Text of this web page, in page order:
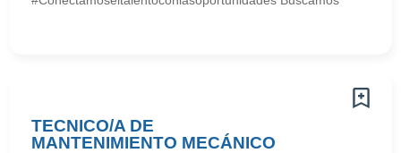
TECNICO/A DE
MANTENIMIENTO MECÁNICO